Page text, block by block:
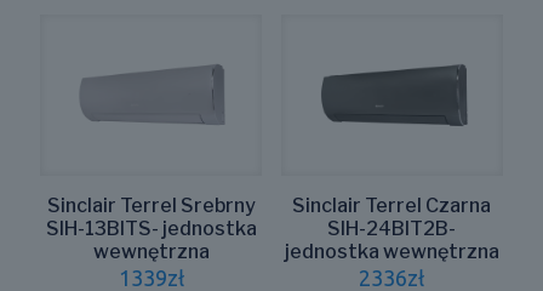
Sinclair Terrel Srebrny
SIH-13BITS- jednostka
wewnętrzna
1339zł
Sinclair Terrel Czarna
SIH-24BIT2B-
jednostka wewnętrzna
2336zł